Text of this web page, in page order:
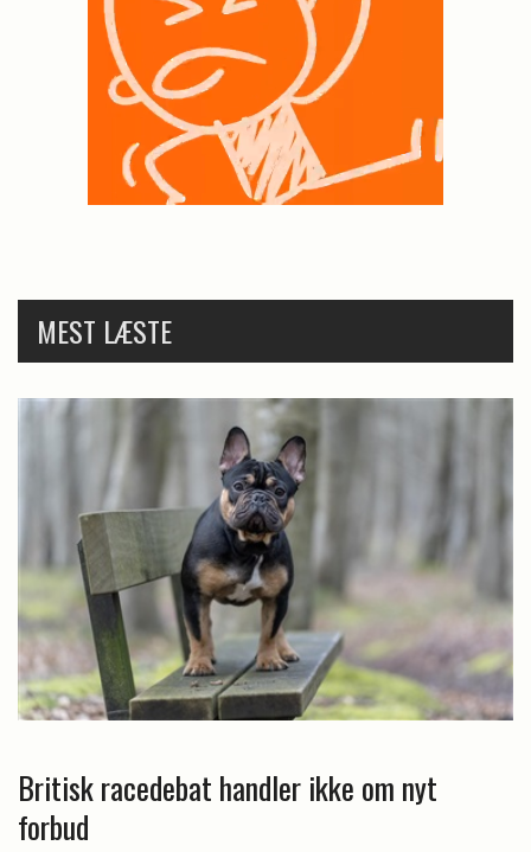
MEST LÆSTE
Britisk racedebat handler ikke om nyt
forbud